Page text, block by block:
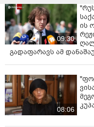
09:30
ის
გადაფარავს ამ
08:06